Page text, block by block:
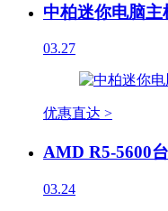
中柏迷你电脑
03.27
优惠直达 >
AMD R5-5600
03.24